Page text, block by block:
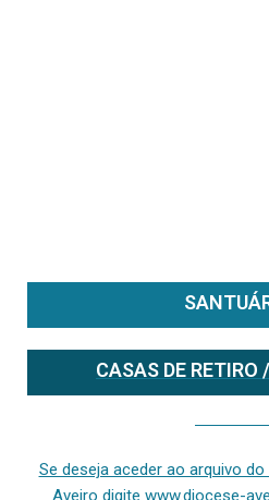
CASAS DE RETIRO
Se deseja aceder ao arquivo
Aveiro digite www.diocese-